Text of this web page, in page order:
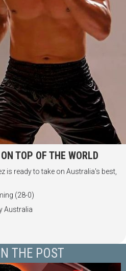
TOP OF THE WORLD
is ready to take on Australia's best,
(28-0)
Australia
THE POST